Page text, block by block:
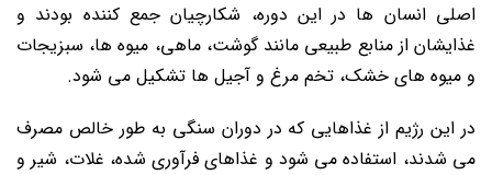
اصلی انسان‌ ها در این دوره، شکارچیان جمع‌ کننده بودند و
غذایشان از منابع طبیعی مانند گوشت، ماهی، میوه‌ ها، سبزیجات
و میوه‌ های خشک، تخم مرغ و آجیل‌ ها تشکیل می‌ شود.
در این رژیم از غذاهایی که در دوران سنگی به طور خالص مصرف
می ‌شدند، استفاده می شود و غذاهای فرآوری شده، غلات، شیر و